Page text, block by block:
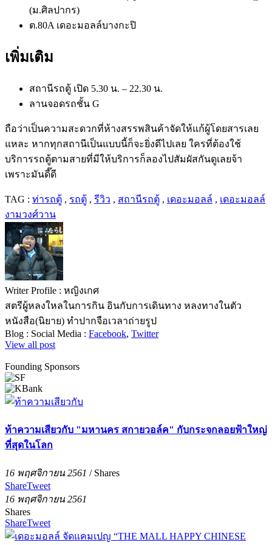
(ม.ศิลปากร)
ต.80A เดอะมอลล์บางกะปิ
เพิ่มเติม
สถานีรถตู้ เปิด 5.30 น. – 22.30 น.
ลานจอดรถชั้น G
ถือว่าเป็นความสะดวกที่ห้างสรรพสินค้าจัดให้แก้ผู้โดยสารเลย
แหละ หากทุกสถานีเป็นแบบนี้ก็จะยิ่งดีไปเลย ใครที่ต้องใช้
บริการรถตู้ตามสายที่มีให้บริการก็ลองไปสัมผัสกันดูเลยจ้า
เพราะมันดี๊ดี
TAG : ท่ารถตู้ , รถตู้ , รีวิว , สถานีรถตู้ , เดอะมอลล์ , เดอะมอลล์
งามวงศ์วาน
Writer Profile : หญิงเกศ
สตรีผู้หลงใหลในการกิน อินกับการเดินทาง หลงทางในตัว
หนังสือ(นิยาย) ทำปากจือเวลาถ่ายรูป
Blog : Social Media : Facebook, Twitter
View all post
Founding Sponsors
ท้าความเสียวกับ "มหานคร สกายวอล์ค" กับกระจกลอยฟ้าใหญ่
ที่สุดในโลก
16 พฤศจิกายน 2561 / Shares
ShareTweet
16 พฤศจิกายน 2561
Shares
ShareTweet